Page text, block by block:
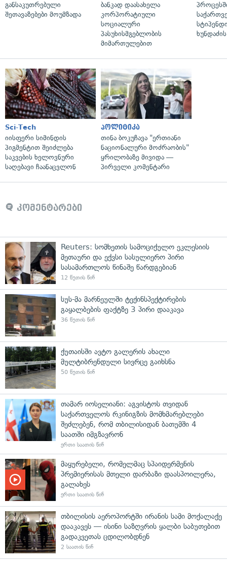
განსაკუთრებული
შეთავაზებები მოუმზადა
ბანკად დაასახელა
კორპორატიული
სოციალური
პასუხისმგებლობის
მიმართულებით
Sci-Tech
იისფერი სიმინდის
პიგმენტით შეიძლება
საკვების ხელოვნური
საღებავი ჩაანაცვლონ
პოლიტიკა
თინა ბოკუჩავა "ერთიანი
ნაციონალური მოძრაობის"
ყრილობაზე მივიდა —
პირველი კომენტარი
კომენტარები
Reuters: სომხეთის სამოციქულო ეკლესიის
მეთაური და ექვსი სასულიერო პირი
სასამართლოს წინაშე წარდგებიან
12 წუთის წინ
სუს-მა მარნეულში ტექინსპექტირების
გაყალბების ფაქტზე 3 პირი დააკავა
36 წუთის წინ
ქუთაისში ავტო გალერის ახალი
მულტიბრენდული სივრცე გაიხსნა
50 წუთის წინ
თამარ იოსელიანი: აგვისტოს თვიდან
საქართველოს რკინიგზის მომხმარებლები
შეძლებენ, რომ თბილისიდან ბათუმში 4
საათში იმგზავრონ
ერთი საათის წინ
მაყურებელი, რომელმაც სპაიდერმენის
პრემიერისას მთელი დარბაზი დაასპოილერა,
გალახეს
ერთი საათის წინ
თბილისის აეროპორტში ირანის სამი მოქალაქე
დააკავეს — ისინი საზღვრის ყალბი საბუთებით
გადაკვეთას ცდილობდნენ
2 საათის წინ